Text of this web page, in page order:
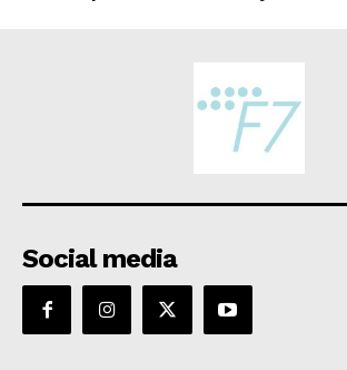
Social media